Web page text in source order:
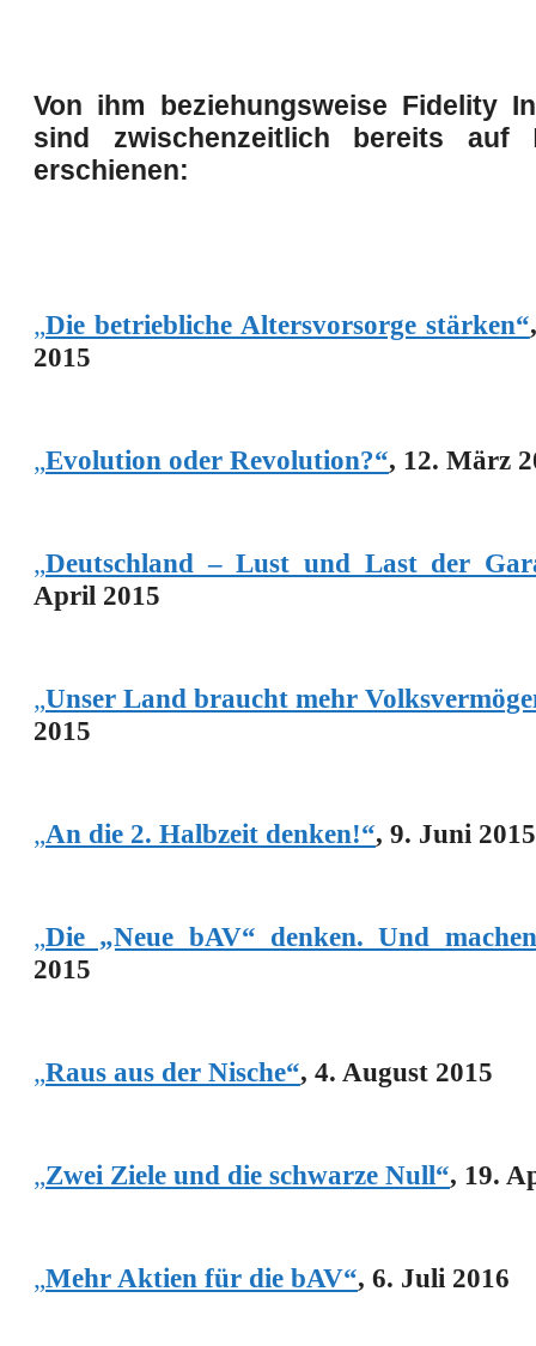
Von ihm beziehungsweise Fidelity
sind zwischenzeitlich bereits auf
erschienen:
„Die betriebliche Altersvorsorge stärken“
2015
„Evolution oder Revolution?“, 12. März
„Deutschland – Lust und Last der
April 2015
„Unser Land braucht mehr
2015
„An die 2. Halbzeit denken!“, 9. Juni 2015
„Die „Neue bAV“ denken. Und
2015
„Raus aus der Nische“, 4. August 2015
„Zwei Ziele und die schwarze Null“, 19.
„Mehr Aktien für die bAV“, 6. Juli 2016